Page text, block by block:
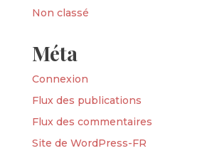
Non classé
Méta
Connexion
Flux des publications
Flux des commentaires
Site de WordPress-FR